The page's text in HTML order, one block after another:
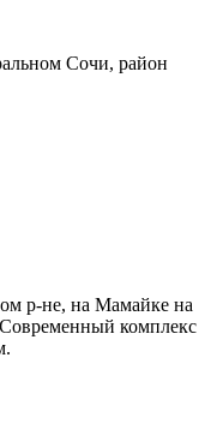
Сочи, район
р-не, на Мамайке на
комплекс